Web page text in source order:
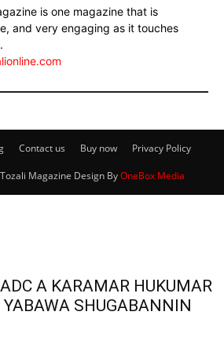
is one magazine that is
and very engaging as it touches
Contact us Buy now Privacy Policy
Magazine Design ByOneBox Media
A KARAMAR HUKUMAR
SHUGABANNIN